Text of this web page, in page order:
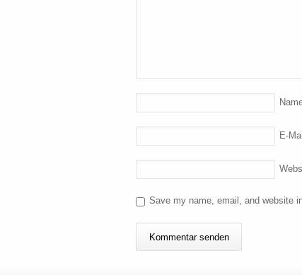
E-Mail
Save my name, email, and website